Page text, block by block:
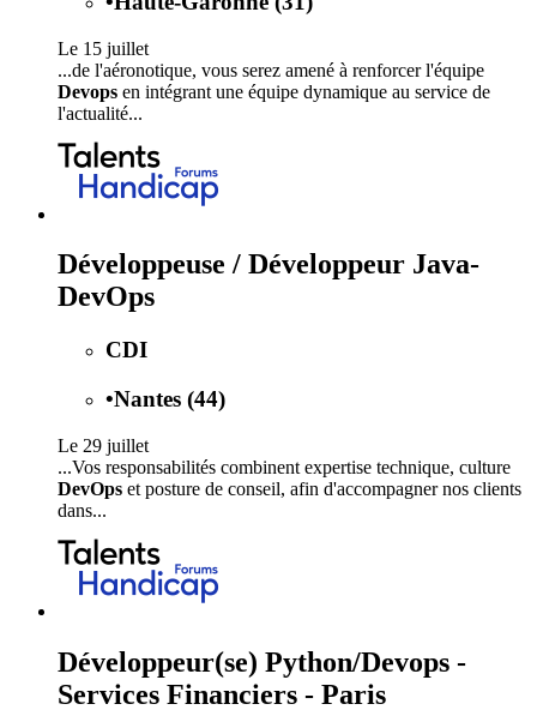
Le 15 juillet
...de l'aéronotique, vous serez amené à renforcer l'équipe
Devops en intégrant une équipe dynamique au service de
l'actualité...
Développeuse / Développeur Java-
DevOps
CDI
•Nantes (44)
Le 29 juillet
...Vos responsabilités combinent expertise technique, culture
DevOps et posture de conseil, afin d'accompagner nos clients
dans...
Développeur(se) Python/Devops -
Services Financiers - Paris